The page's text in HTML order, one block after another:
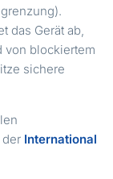
das Gerät ab,
von blockiertem
sichere
International